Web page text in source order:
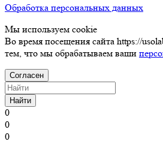
Обработка персональных данных
Мы используем cookie
Во время посещения сайта https://
тем, что мы обрабатываем ваши
Согласен
Найти
0
0
0